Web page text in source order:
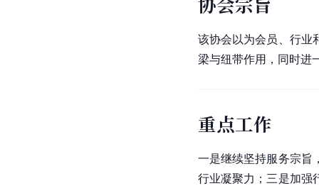
该协会以为会员、行业
梁与纽带作用，同时进
重点工作
一是继续坚持服务宗旨
行业凝聚力；三是加强